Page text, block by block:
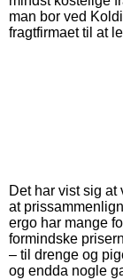
man bor ved
fragtfirmaet til at
Det har vist sig
at
ergo har mange
formindske
– til drenge og
og endda nogle